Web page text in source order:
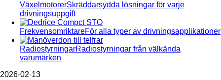
VäxelmotorerSkräddarsydda lösningar för varje
drivningsuppgift
FrekvensomriktareFör alla typer av drivningsapplikationer
RadiostyrningarRadiostyrningar från välkända
varumärken
2026-02-13